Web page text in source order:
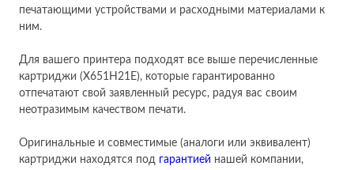
печатающими устройствами и расходными материалами к
ним.
Для вашего принтера подходят все выше перечисленные
картриджи (X651H21E), которые гарантированно
отпечатают свой заявленный ресурс, радуя вас своим
неотразимым качеством печати.
Оригинальные и совместимые (аналоги или эквивалент)
картриджи находятся под гарантией нашей компании,